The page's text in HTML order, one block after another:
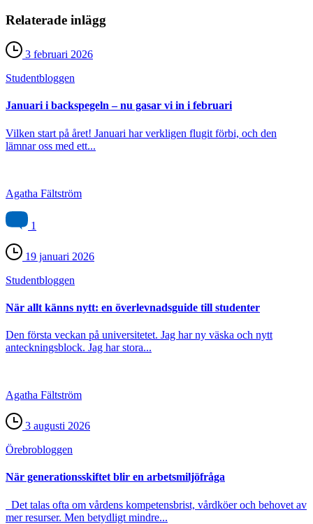
Relaterade inlägg
3 februari 2026
Student­bloggen
Januari i backspegeln – nu gasar vi in i februari
Vilken start på året! Januari har verkligen flugit förbi, och den
lämnar oss med ett...
Agatha Fältström
1
19 januari 2026
Student­bloggen
När allt känns nytt: en överlevnadsguide till studenter
Den första veckan på universitetet. Jag har ny väska och nytt
anteckningsblock. Jag har stora...
Agatha Fältström
3 augusti 2026
Örebro­bloggen
När generationsskiftet blir en arbetsmiljöfråga
Det talas ofta om vårdens kompetensbrist, vårdköer och behovet av
mer resurser. Men betydligt mindre...